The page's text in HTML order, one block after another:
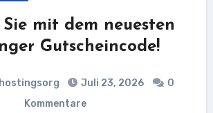
mit dem neuesten
Gutscheincode!
Juli 23, 2026
0
Kommentare